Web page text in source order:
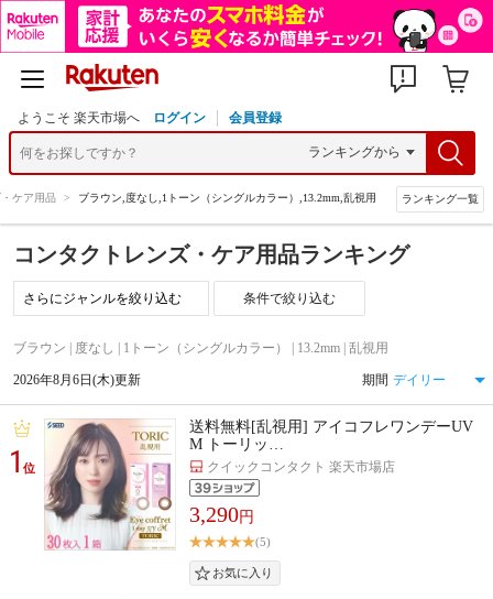
ようこそ 楽天市場へ ログイン 会員登録
ケア用品 > ブラウン,度なし,1トーン（シングルカラー）,13.2mm,乱視用 ランキング一覧
コンタクトレンズ・ケア用品ランキング
条件で絞り込む
ブラウン | 度なし | 1トーン（シングルカラー） | 13.2mm | 乱視用
2026年8月6日(木)更新 期間
1位
送料無料[乱視用] アイコフレワンデーUV
M トーリッ…
クイックコンタクト 楽天市場店
3,290円
(5)